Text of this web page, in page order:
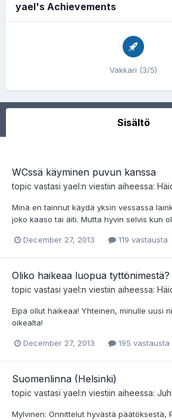
yael's Achievements
Vakkari (3/5)
Sisältö
WCssä käyminen puvun kanssa
topic vastasi yael:n viestiin aiheessa:
Minä en tainnut käydä yksin vessassa
joko kaaso tai äiti. Mutta hyvin selvis kun
December 27, 2013 119 vastausta
Oliko haikeaa luopua tyttönimestä?
topic vastasi yael:n viestiin aiheessa:
Eipä ollut haikeaa! Yhteinen, minulle uusi
oikealta!
December 27, 2013 195 vastausta
Suomenlinna (Helsinki)
topic vastasi yael:n viestiin aiheessa:
Mylvinen: Onnittelut hyvästä päätöksestä,